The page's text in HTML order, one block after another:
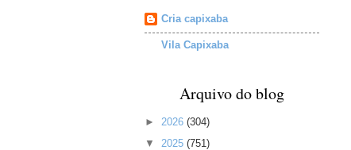
Cria capixaba
Vila Capixaba
Arquivo do blog
► 2026 (304)
▼ 2025 (751)